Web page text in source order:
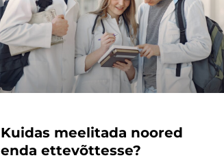
Kuidas meelitada noored
enda ettevõttesse?